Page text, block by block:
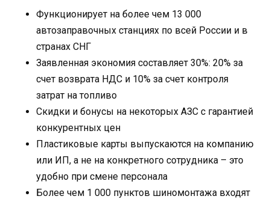
Функционирует на более чем 13 000
автозаправочных станциях по всей России и в
странах СНГ
Заявленная экономия составляет 30%: 20% за
счет возврата НДС и 10% за счет контроля
затрат на топливо
Скидки и бонусы на некоторых АЗС с гарантией
конкурентных цен
Пластиковые карты выпускаются на компанию
или ИП, а не на конкретного сотрудника – это
удобно при смене персонала
Более чем 1 000 пунктов шиномонтажа входят